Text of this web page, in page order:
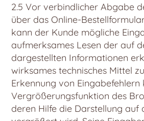
2.5 Vor verbindlicher Abgabe
über das Online-
kann der Kunde mögliche
aufmerksames Lesen der auf
dargestellten Informationen
wirksames technisches Mittel
Erkennung von
Vergrößerungsfunktion des
deren Hilfe die Darstellung auf